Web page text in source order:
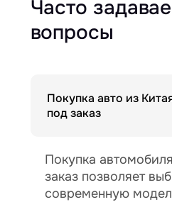
Часто
вопросы
Покупка авто из
под заказ
Покупка
заказ позволяет
современную